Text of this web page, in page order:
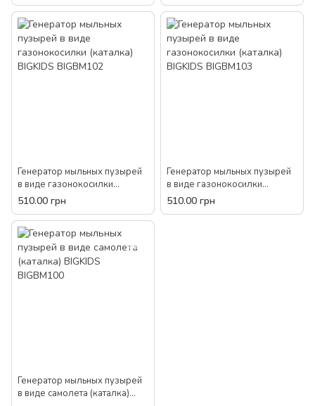
Генератор мыльных пузырей
в виде газонокосилки
(каталка) BIGKIDS BIGBM102
510.00 грн
Генератор мыльных пузырей
в виде газонокосилки
(каталка) BIGKIDS BIGBM103
510.00 грн
Генератор мыльных пузырей
в виде самолета (каталка)